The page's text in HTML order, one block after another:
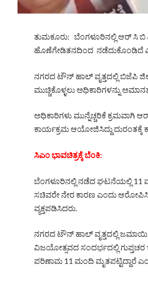
ತುಮಕೂರು: ಬೆಂಗಳೂರಿನಲ್ಲಿ ಆರ್ ಸಿ ಬಿ
ಹೊಣೆಗೇಡಿತನದಿಂದ ನಡೆದುಕೊಂಡಿದೆ
ನಗರದ ಟೌನ್ ಹಾಲ್ ವೃತ್ತದಲ್ಲಿ ಬಿಜೆಪಿ
ಮುಚ್ಚಿಕೊಳ್ಳಲು ಅಧಿಕಾರಿಗಳನ್ನು
ಅಧಿಕಾರಿಗಳು ಮುನ್ನೆಚ್ಚರಿಕೆ ಕ್ರಮವಾಗಿ
ಕಾರ್ಯಕ್ರಮ ಆಯೋಜಿಸಿದ್ದು ದುರಂತಕ್ಕೆ
ಸಿಎಂ ಭಾವಚಿತ್ರಕ್ಕೆ ಬೆಂಕಿ:
ಬೆಂಗಳೂರಿನಲ್ಲಿ ನಡೆದ ಘಟನೆಯಲ್ಲಿ 11
ಸಚಿವರೇ ನೇರ ಕಾರಣ ಎಂದು ಆರೋಪಿಸಿ
ವ್ಯಕ್ತಪಡಿಸಿದರು.
ನಗರದ ಟೌನ್ ಹಾಲ್ ವೃತ್ತದಲ್ಲಿ
ವಿಜಯೋತ್ಸವದ ಸಂದರ್ಭದಲ್ಲಿ ಗುಪ್ತಚರ
ಪರಿಣಾಮ 11 ಮಂದಿ ಮೃತಪಟ್ಟಿದ್ದಾರೆ